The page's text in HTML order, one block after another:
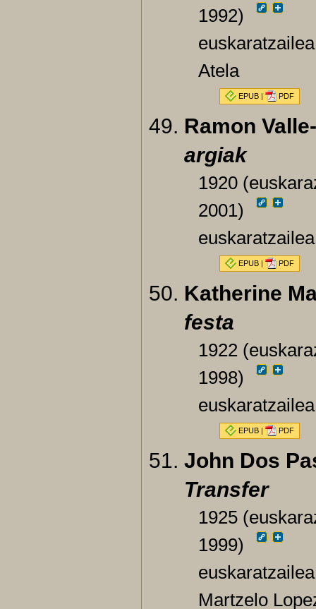
1992)
Atela
EPUB| PDF
Ramon
argiak
1920
2001)
EPUB| PDF
Katherine
festa
1922
1998)
EPUB| PDF
John Dos
Transfer
1925
1999)
Martzelo